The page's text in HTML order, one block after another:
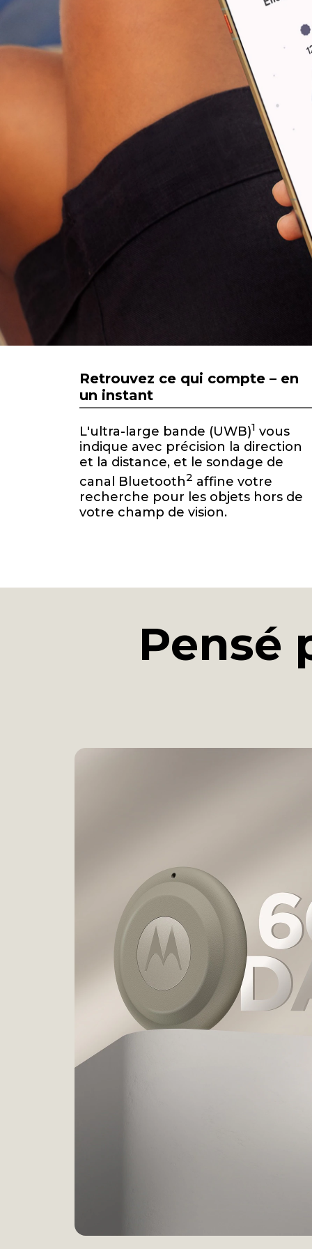
Retrouvez ce qui compte – en
un instant
L'ultra-large bande (UWB)1 vous
indique avec précision la direction
et la distance, et le sondage de
canal Bluetooth2 affine votre
recherche pour les objets hors de
votre champ de vision.
Pensé